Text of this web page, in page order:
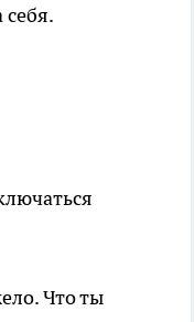
себя.
Что ты